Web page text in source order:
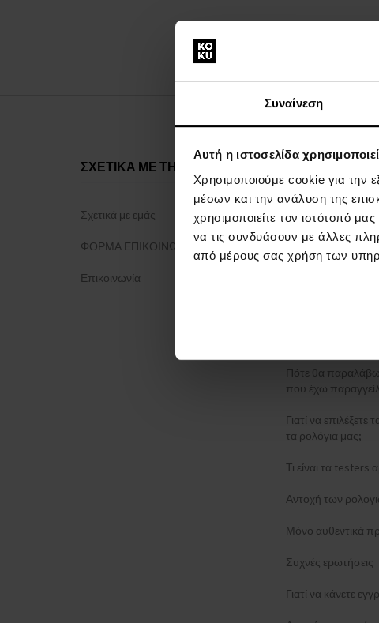
Συναίνεση
Αυτή η ιστοσελίδα
Χρησιμοποιούμε cookie για την
μέσων και την ανάλυση της
χρησιμοποιείτε τον ιστότοπό
να τις συνδυάσουν με άλλες
από μέρους σας χρήση των
ΣΧΕΤΙΚΑ ΜΕ ΤΗΝ ΕΤΑΙΡΕΙΑ
Σχετικά με εμάς
ΦΟΡΜΑ ΕΠΙΚΟΙΝΩΝΙΑΣ
Επικοινωνία
Πρόγραμμα
Γενικοί όροι και
Πότε θα
που έχω
Γιατί να επιλέξετε
τα ρολόγια μας;
Τι είναι τα
Αντοχή των
Μόνο αυθεντικά
Συχνές ερωτήσεις
Γιατί να κάνετε